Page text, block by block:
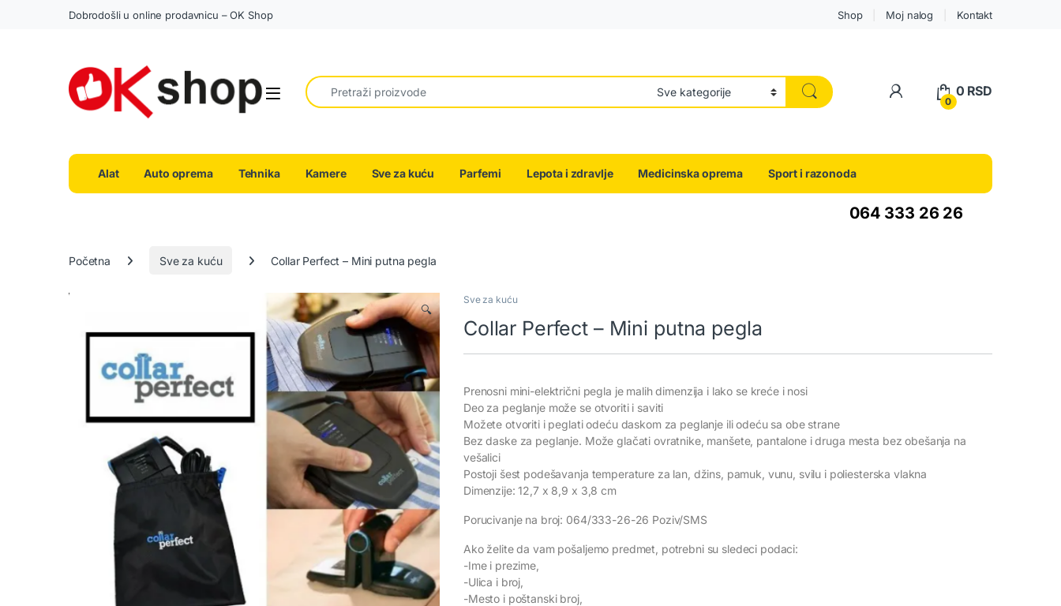
Dobrodošli u online prodavnicu – OK Shop Shop Moj nalog Kontakt
Search for:
0
0 RSD
Alat Auto oprema Tehnika Kamere Sve za kuću Parfemi Lepota i zdravlje Medicinska oprema Sport i razonoda
064 333 26 26
Početna Sve za kuću Collar Perfect – Mini putna pegla
🔍
Sve za kuću
Collar Perfect – Mini putna pegla
Prenosni mini-električni pegla je malih dimenzija i lako se kreće i nosi
Deo za peglanje može se otvoriti i saviti
Možete otvoriti i peglati odeću daskom za peglanje ili odeću sa obe strane
Bez daske za peglanje. Može glačati ovratnike, manšete, pantalone i druga mesta bez obešanja na
vešalici
Postoji šest podešavanja temperature za lan, džins, pamuk, vunu, svilu i poliesterska vlakna
Dimenzije: 12,7 x 8,9 x 3,8 cm
Porucivanje na broj: 064/333-26-26 Poziv/SMS
Ako želite da vam pošaljemo predmet, potrebni su sledeci podaci:
-Ime i prezime,
-Ulica i broj,
-Mesto i poštanski broj,